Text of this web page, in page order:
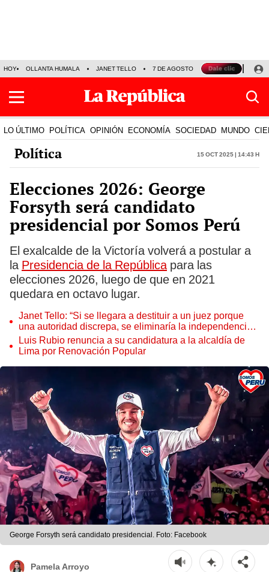
HOY OLLANTA HUMALA JANET TELLO 7 DE AGOSTO TINKA RESULTADOS
LO ÚLTIMO POLÍTICA OPINIÓN ECONOMÍA SOCIEDAD MUNDO
Política 15 Oct 2025 | 14:43 h
Elecciones 2026: George
Forsyth será candidato
presidencial por Somos Perú
El exalcalde de la Victoría volverá a postular a
la Presidencia de la Repúblicapara las
elecciones 2026, luego de que en 2021
quedara en octavo lugar.
Janet Tello: “Si se llegara a destituir a un juez porque
una autoridad discrepa, se eliminaría la independencia
judicial”
Luis Rubio renuncia a su candidatura a la alcaldía de
Lima por Renovación Popular
George Forsyth será candidato presidencial. Foto: Facebook
Pamela Arroyo